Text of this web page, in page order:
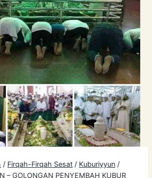
/ Firqah-Firqah Sesat / Kuburiyyun /
– GOLONGAN PENYEMBAH KUBUR